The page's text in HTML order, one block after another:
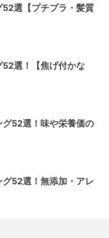
選【プチプラ・髪質
52選！【焦げ付かな
グ52選！味や栄養価の
グ52選！無添加・アレ